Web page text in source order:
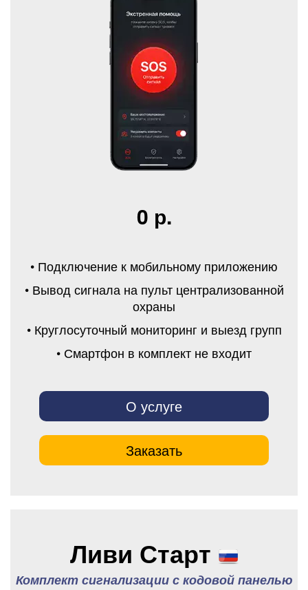
0 р.
• Подключение к мобильному приложению
• Вывод сигнала на пульт централизованной
охраны
• Круглосуточный мониторинг и выезд групп
• Смартфон в комплект не входит
О услуге
Заказать
Ливи Старт
Комплект сигнализации с кодовой панелью